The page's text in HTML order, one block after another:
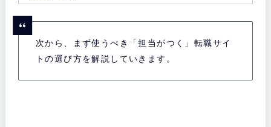
次から、まず使うべき「担当がつく」転職サイ
トの選び方を解説していきます。